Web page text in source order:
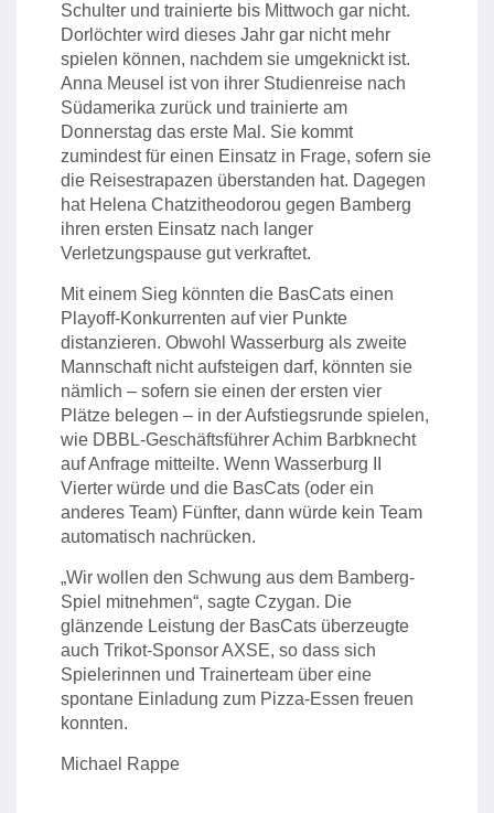
Schulter und trainierte bis Mittwoch gar nicht.
Dorlöchter wird dieses Jahr gar nicht mehr
spielen können, nachdem sie umgeknickt ist.
Anna Meusel ist von ihrer Studienreise nach
Südamerika zurück und trainierte am
Donnerstag das erste Mal. Sie kommt
zumindest für einen Einsatz in Frage, sofern sie
die Reisestrapazen überstanden hat. Dagegen
hat Helena Chatzitheodorou gegen Bamberg
ihren ersten Einsatz nach langer
Verletzungspause gut verkraftet.
Mit einem Sieg könnten die BasCats einen
Playoff-Konkurrenten auf vier Punkte
distanzieren. Obwohl Wasserburg als zweite
Mannschaft nicht aufsteigen darf, könnten sie
nämlich – sofern sie einen der ersten vier
Plätze belegen – in der Aufstiegsrunde spielen,
wie DBBL-Geschäftsführer Achim Barbknecht
auf Anfrage mitteilte. Wenn Wasserburg II
Vierter würde und die BasCats (oder ein
anderes Team) Fünfter, dann würde kein Team
automatisch nachrücken.
„Wir wollen den Schwung aus dem Bamberg-
Spiel mitnehmen“, sagte Czygan. Die
glänzende Leistung der BasCats überzeugte
auch Trikot-Sponsor AXSE, so dass sich
Spielerinnen und Trainerteam über eine
spontane Einladung zum Pizza-Essen freuen
konnten.
Michael Rappe